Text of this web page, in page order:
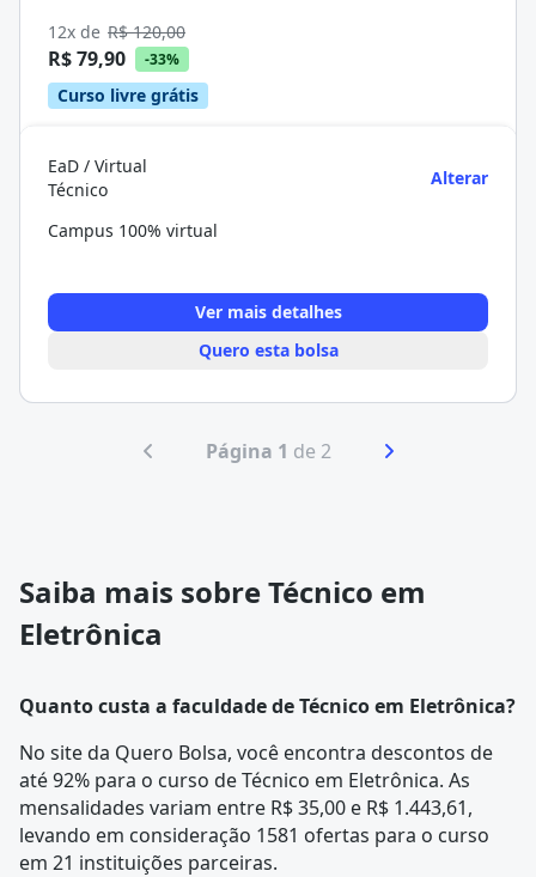
12x de R$ 120,00
R$ 79,90 -33%
Curso livre grátis
EaD / Virtual
Técnico
Alterar
Campus 100% virtual
Ver mais detalhes
Quero esta bolsa
Página 1 de 2
Saiba mais sobre Técnico em
Eletrônica
Quanto custa a faculdade de Técnico em Eletrônica?
No site da Quero Bolsa, você encontra descontos de
até 92% para o curso de Técnico em Eletrônica. As
mensalidades variam entre R$ 35,00 e R$ 1.443,61,
levando em consideração 1581 ofertas para o curso
em 21 instituições parceiras.